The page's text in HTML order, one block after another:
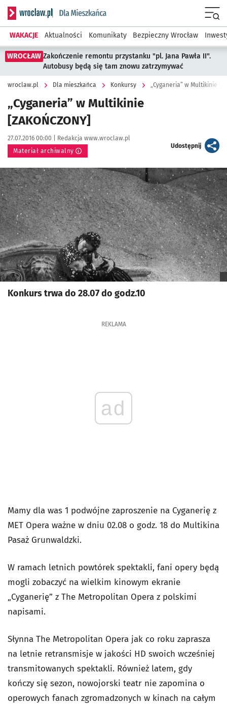
Serwis informacyjny wroclaw.pl podserwis: Dla mieszkańca
WAKACJE Aktualności Komunikaty Bezpieczny Wrocław
WROCŁAW Zakończenie remontu przystanku "pl. Jana Pawła II".
Autobusy będą się tam znowu zatrzymywać
wroclaw.pl Dla mieszkańca Konkursy „Cyganeria” w Multikinie
„Cyganeria” w Multikinie
[ZAKOŃCZONY]
Data publikacji:
27.07.2016 00:00 | Autor:
Redakcja www.wroclaw.pl
Materiał archiwalny
Udostępnijartykuł
Kliknij, aby powiększyć
Konkurs trwa do 28.07 do godz.10
REKLAMA
ad
Mamy dla was 1 podwójne zaproszenie na Cyganerię z
MET Opera ważne w dniu 02.08 o godz. 18 do Multikina
Pasaż Grunwaldzki.
W ramach letnich powtórek spektakli, fani opery będą
mogli zobaczyć na wielkim kinowym ekranie
„Cyganerię” z The Metropolitan Opera z polskimi
napisami.
Słynna The Metropolitan Opera jak co roku zaprasza
na letnie retransmisje w jakości HD swoich wcześniej
transmitowanych spektakli. Również latem, gdy
kończy się sezon, nowojorski teatr nie zapomina o
operowych fanach zgromadzonych w kinach na całym